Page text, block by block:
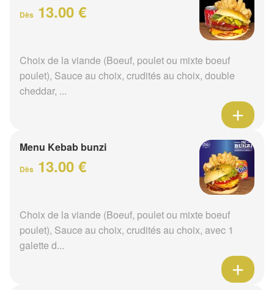
Dès 13.00 €
Choix de la viande (Boeuf, poulet ou mixte boeuf
poulet), Sauce au choix, crudités au choix, double
cheddar, ...
Menu Kebab bunzi
Dès 13.00 €
Choix de la viande (Boeuf, poulet ou mixte boeuf
poulet), Sauce au choix, crudités au choix, avec 1
galette d...